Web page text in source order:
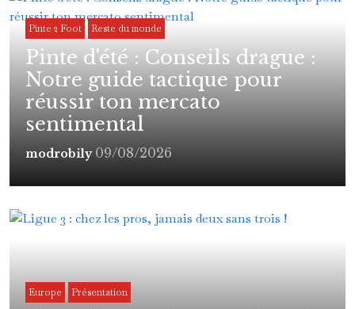
Pinte 2 Foot Reste du monde
Pinte d'été : Conseils drague :
Notre guide tactique pour
réussir ton mercato
sentimental
modrobily 09/08/2026
Europe Présentation